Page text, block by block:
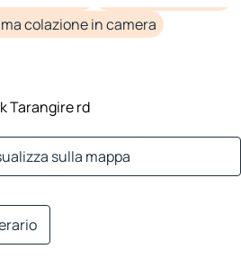
colazione in camera
Tarangire rd
sulla mappa